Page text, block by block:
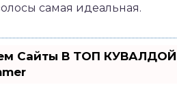
самая идеальная.
Сайты В ТОП КУВАЛДОЙ